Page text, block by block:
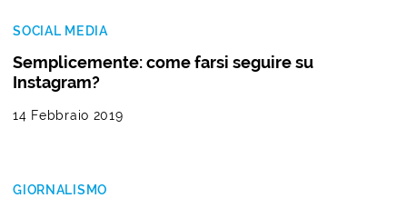
SOCIAL MEDIA
Semplicemente: come farsi seguire su
Instagram?
14 Febbraio 2019
GIORNALISMO